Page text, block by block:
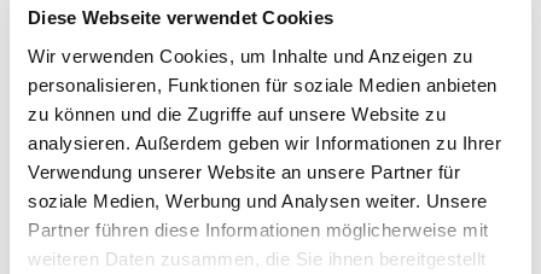
Diese Webseite verwendet Cookies
Wir verwenden Cookies, um Inhalte und Anzeigen zu
personalisieren, Funktionen für soziale Medien anbieten
zu können und die Zugriffe auf unsere Website zu
analysieren. Außerdem geben wir Informationen zu Ihrer
Verwendung unserer Website an unsere Partner für
soziale Medien, Werbung und Analysen weiter. Unsere
Partner führen diese Informationen möglicherweise mit
weiteren Daten zusammen, die Sie ihnen bereitgestellt
Zur Merkliste